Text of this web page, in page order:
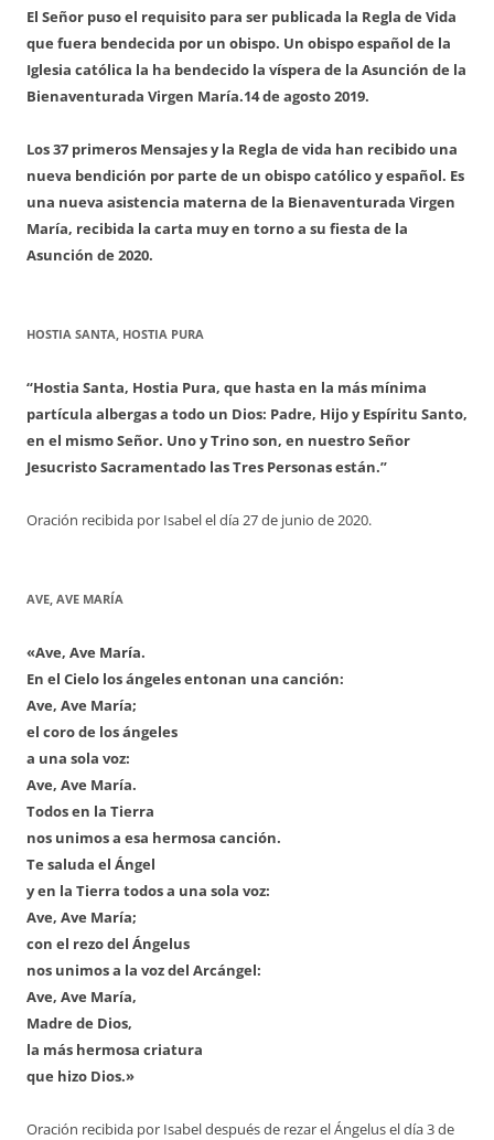
El Señor puso el requisito para ser publicada la Regla de Vida
que fuera bendecida por un obispo. Un obispo español de la
Iglesia católica la ha bendecido la víspera de la Asunción de la
Bienaventurada Virgen María.14 de agosto 2019.
Los 37 primeros Mensajes y la Regla de vida han recibido una
nueva bendición por parte de un obispo católico y español. Es
una nueva asistencia materna de la Bienaventurada Virgen
María, recibida la carta muy en torno a su fiesta de la
Asunción de 2020.
HOSTIA SANTA, HOSTIA PURA
“Hostia Santa, Hostia Pura, que hasta en la más mínima
partícula albergas a todo un Dios: Padre, Hijo y Espíritu Santo,
en el mismo Señor. Uno y Trino son, en nuestro Señor
Jesucristo Sacramentado las Tres Personas están.”
Oración recibida por Isabel el día 27 de junio de 2020.
AVE, AVE MARÍA
«Ave, Ave María.
En el Cielo los ángeles entonan una canción:
Ave, Ave María;
el coro de los ángeles
a una sola voz:
Ave, Ave María.
Todos en la Tierra
nos unimos a esa hermosa canción.
Te saluda el Ángel
y en la Tierra todos a una sola voz:
Ave, Ave María;
con el rezo del Ángelus
nos unimos a la voz del Arcángel:
Ave, Ave María,
Madre de Dios,
la más hermosa criatura
que hizo Dios.»
Oración recibida por Isabel después de rezar el Ángelus el día 3 de